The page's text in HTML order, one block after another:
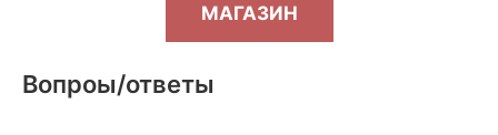
МАГАЗИН
Вопроы/ответы